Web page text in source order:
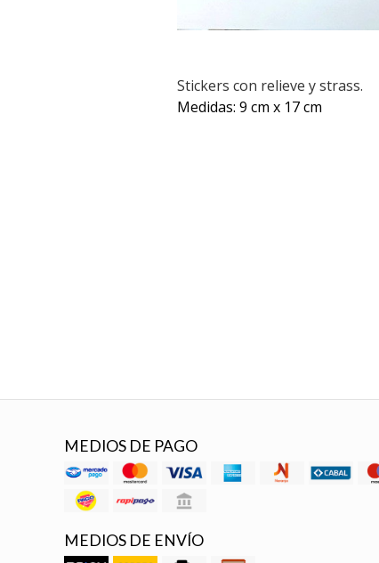
Stickers con relieve y strass.
Medidas: 9 cm x 17 cm
MEDIOS DE PAGO
MEDIOS DE ENVÍO